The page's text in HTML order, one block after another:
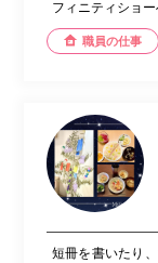
フィニティショ
職員の仕事
短冊を書いたり